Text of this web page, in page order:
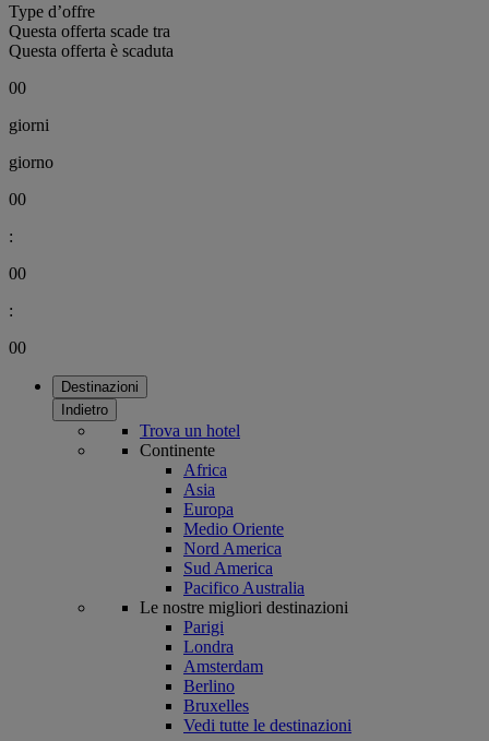
Type d’offre
Questa offerta scade tra
Questa offerta è scaduta
00
giorni
giorno
00
:
00
:
00
Destinazioni
Indietro
Trova un hotel
Continente
Africa
Asia
Europa
Medio Oriente
Nord America
Sud America
Pacifico Australia
Le nostre migliori destinazioni
Parigi
Londra
Amsterdam
Berlino
Bruxelles
Vedi tutte le destinazioni